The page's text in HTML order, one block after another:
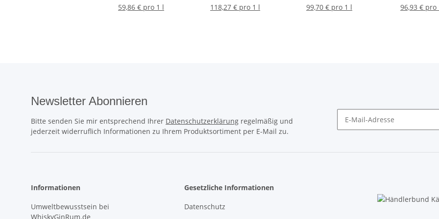
59,86 € pro 1 l
#2
118,27 € pro 1 l
Monuments
99,70 € pro 1 l 96,93 € pro
Newsletter Abonnieren
Bitte senden Sie mir entsprechend Ihrer Datenschutzerklärung regelmäßig und
jederzeit widerruflich Informationen zu Ihrem Produktsortiment per E-Mail zu.
Informationen
Umweltbewusstsein bei
WhiskyGinRum.de
Gesetzliche Informationen
Datenschutz